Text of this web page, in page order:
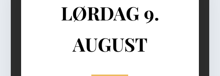
LØRDAG 9.
AUGUST